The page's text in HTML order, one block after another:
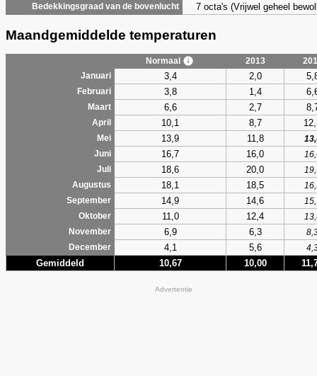
Bedekkingsgraad van de bovenlucht 7 octa's (Vrijwel geheel
Maandgemiddelde temperaturen
Normaal 2013
Januari
3,4 2,0
Februari 3,8 1,4
Maart 6,6 2,7
April 10,1 8,7
Mei 13,9 11,8
Juni
16,7 16,0
Juli
18,6 20,0
Augustus
18,1 18,5
September
14,9 14,6
Oktober
11,0 12,4
November
6,9 6,3
December
4,1 5,6
Gemiddeld 10,67 10,00
Advertentie